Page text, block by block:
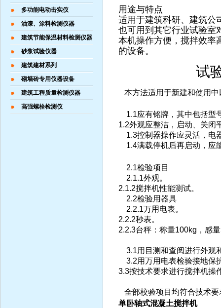
多功能电动击实仪
油漆、涂料检测仪器
建筑节能保温材料检测仪器
砂浆试验仪器
建筑建材系列
砌墙砖专用仪器设备
建筑工程质量检测仪器
高强螺栓检测仪
用途与特点
适用于建筑科研、建筑公
也可用到其它行业试验室
本机操作方便，搅拌效率
的设备。
试
本方法适用于新建和使用
1.1应有铭牌，其中包括型
1.2外观应整洁，启动、关闭
1.3控制器操作应灵活，电
1.4满载停机后再启动，应
2.1检验项目
2.1.1外观。
2.1.2搅拌机性能测试。
2.2检验用器具
2.2.1万用电表。
2.2.2秒表。
2.2.3台秤：称量100kg ，感量
3.1用目测和查阅进行外观
3.2用万用电表检验接地保
3.3按技术要求进行搅拌机操
全部校验项目均符合技术
单卧轴式混凝土搅拌机